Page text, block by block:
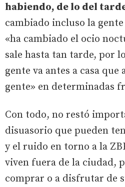
habiendo, de lo del
cambiado incluso la
«ha cambiado el ocio
sale hasta tan tarde, por
gente va antes a casa que
gente» en determinadas
Con todo, no restó
disuasorio que pueden
y el ruido en torno a la
viven fuera de la ciudad,
comprar o a disfrutar de